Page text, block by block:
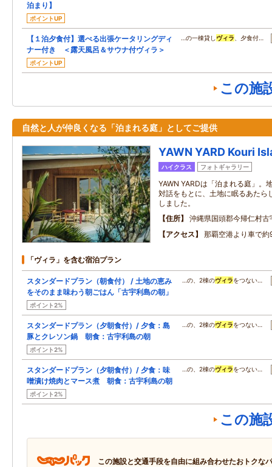
泊まり】
ポイントUP
【１泊夕食付】選べる出張ケータリングディ
ナー付き ＜露天風呂＆サウナ付ヴィラ＞
ポイントUP
…の一棟貸し ヴィラ 、夕食付…
この施
自然と人が仲良くなる「泊まれる庭」としてご提供
YAWN YARD Kouri
ハイクラス フォトギャラリー
YAWN YARDは「泊まれる庭」。
対話をもとに、土地に眠るあたら
しました。
住所
沖縄県国頭郡今帰仁村
アクセス
那覇空港より車で
「ヴィラ」を含む宿泊プラン
スタンダードプラン（朝食付） / 土地の恵み
をそのまま味わう朝ごはん「古宇利島の朝」
ポイント2%
…の、2棟のヴィラをつない…
スタンダードプラン（夕朝食付）/ 夕食：島
豚とクレソン鍋 朝食：古宇利島の朝
ポイント2%
…の、2棟のヴィラをつない…
スタンダードプラン（夕朝食付）/ 夕食：味
噌漬け焼肉とマース煮 朝食：古宇利島の朝
ポイント2%
…の、2棟のヴィラをつない…
この施
この施設と交通手段を自由に組み合わせたおトクな